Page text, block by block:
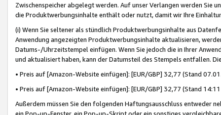
Zwischenspeicher abgelegt werden. Auf unser Verlangen werden Sie
die Produktwerbungsinhalte enthält oder nutzt, damit wir Ihre
(i) Wenn Sie seltener als stündlich Produktwerbungsinhalte aus
Anwendung angezeigten Produktwerbungsinhalte aktualisieren,
Datums-/Uhrzeitstempel einfügen. Wenn Sie jedoch die in Ihrer
und aktualisiert haben, kann der Datumsteil des Stempels entfallen.
• Preis auf [Amazon-Website einfügen]: [EUR/GBP] 32,77 (Stand
• Preis auf [Amazon-Website einfügen]: [EUR/GBP] 32,77 (Stand
Außerdem müssen Sie den folgenden Haftungsausschluss entweder
ein Pop-up-Fenster, ein Pop-up-Skript oder ein sonstiges